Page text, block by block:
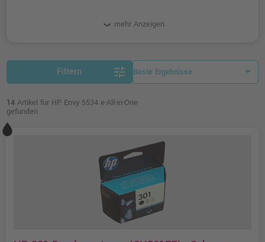
mehr Anzeigen
Filtern tune
14 Artikel für HP Envy 5534 e-All-in-One
gefunden